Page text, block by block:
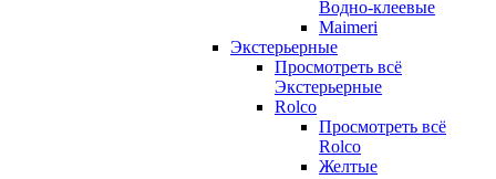
Водно-клеевые
Maimeri
Экстерьерные
Просмотреть всё
Экстерьерные
Rolco
Просмотреть всё
Rolco
Желтые